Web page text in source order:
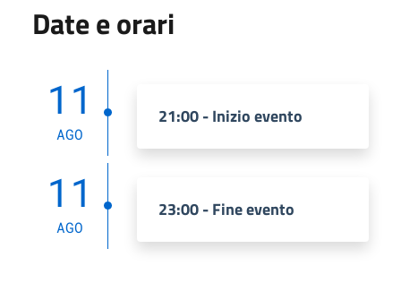
Date e orari
11
AGO
21:00 - Inizio evento
11
AGO
23:00 - Fine evento